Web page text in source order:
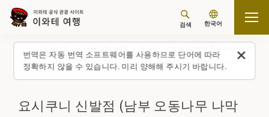
번역은 자동 번역 소프트웨어를 사용하므로 단어에 따라
정확하지 않을 수 있습니다. 미리 양해해 주시기 바랍니다.
검색 한국어
요시쿠니 신발점 (남부 오동나무 나막